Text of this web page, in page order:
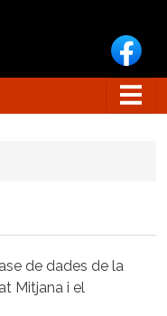
de dades de la
Mitjana i el